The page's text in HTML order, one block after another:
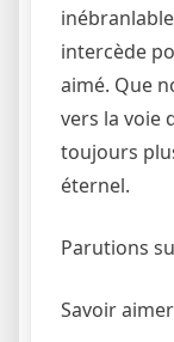
intercède
aimé. Que
vers la voie
toujours
éternel.
Parutions
Savoir